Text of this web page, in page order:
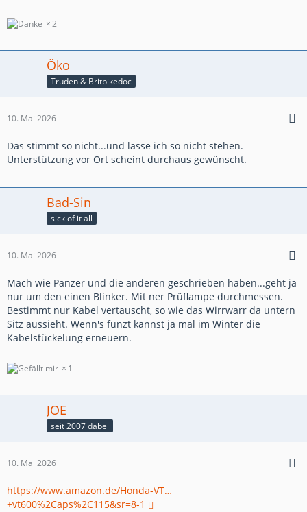
2
Öko
Truden & Britbikedoc
10. Mai 2026
Das stimmt so nicht...und lasse ich so nicht stehen.
Unterstützung vor Ort scheint durchaus gewünscht.
Bad-Sin
sick of it all
10. Mai 2026
Mach wie Panzer und die anderen geschrieben haben...geht ja
nur um den einen Blinker. Mit ner Prüflampe durchmessen.
Bestimmt nur Kabel vertauscht, so wie das Wirrwarr da untern
Sitz aussieht. Wenn's funzt kannst ja mal im Winter die
Kabelstückelung erneuern.
1
JOE
seit 2007 dabei
10. Mai 2026
https://www.amazon.de/Honda-VT…
+vt600%2Caps%2C115&sr=8-1